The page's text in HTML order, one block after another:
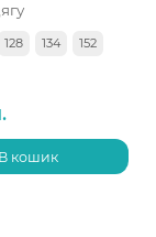
128 134
152
В кошик